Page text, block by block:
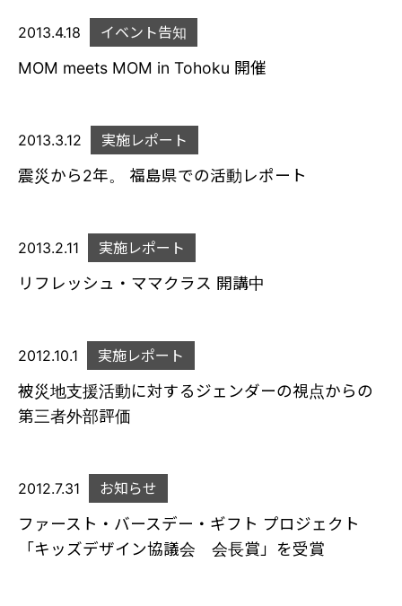
2013.4.18 イベント告知
MOM meets MOM in Tohoku 開催
2013.3.12 実施レポート
震災から2年。 福島県での活動レポート
2013.2.11 実施レポート
リフレッシュ・ママクラス 開講中
2012.10.1 実施レポート
被災地支援活動に対するジェンダーの視点からの
第三者外部評価
2012.7.31 お知らせ
ファースト・バースデー・ギフト プロジェクト
「キッズデザイン協議会 会長賞」を受賞